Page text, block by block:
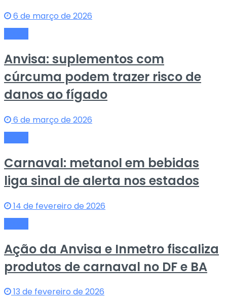
6 de março de 2026
Anvisa: suplementos com
cúrcuma podem trazer risco de
danos ao fígado
6 de março de 2026
Carnaval: metanol em bebidas
liga sinal de alerta nos estados
14 de fevereiro de 2026
Ação da Anvisa e Inmetro fiscaliza
produtos de carnaval no DF e BA
13 de fevereiro de 2026